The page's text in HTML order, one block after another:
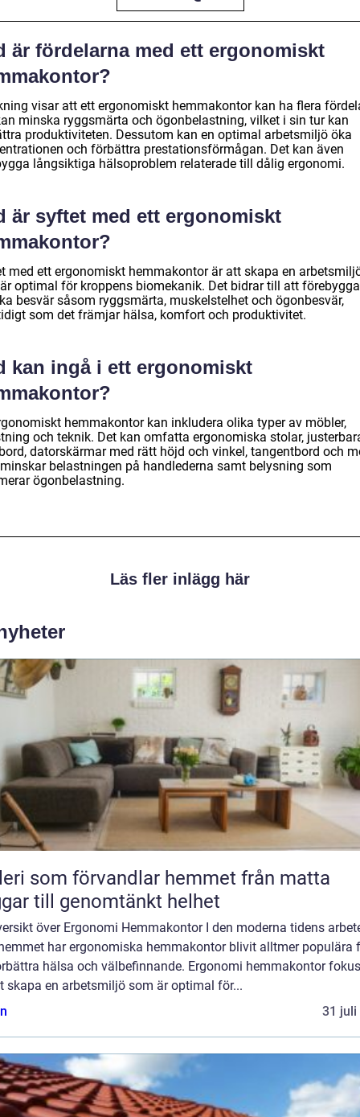
är fördelarna med ett ergonomiskt
visar att ett ergonomiskt hemmakontor kan ha flera
minska ryggsmärta och ögonbelastning, vilket i sin tur kan
produktiviteten. Dessutom kan en optimal arbetsmiljö öka
och förbättra prestationsförmågan. Det kan även
långsiktiga hälsoproblem relaterade till dålig ergonomi.
är syftet med ett ergonomiskt
med ett ergonomiskt hemmakontor är att skapa en
optimal för kroppens biomekanik. Det bidrar till att förebygga
besvär såsom ryggsmärta, muskelstelhet och ögonbesvär,
som det främjar hälsa, komfort och produktivitet.
kan ingå i ett ergonomiskt
hemmakontor kan inkludera olika typer av möbler,
och teknik. Det kan omfatta ergonomiska stolar,
datorskärmar med rätt höjd och vinkel, tangentbord och
belastningen på handlederna samt belysning som
ögonbelastning.
Läs fler inlägg här
som förvandlar hemmet från matta
till genomtänkt helhet
över Ergonomi Hemmakontor I den moderna tidens
har ergonomiska hemmakontor blivit alltmer populära
hälsa och välbefinnande. Ergonomi hemmakontor
skapa en arbetsmiljö som är optimal för...
31 juli